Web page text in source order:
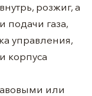
розжиг, а
подачи газа,
управления,
корпуса
или